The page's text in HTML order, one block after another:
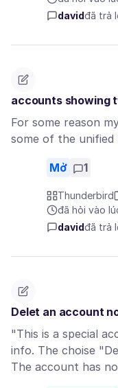
davidđã trả
accounts showing
For some reason
some of the unified
Mở 1
Thunderbird
đã hỏi vào
davidđã trả
Delet an account
"This is a special
info. The choise
The account has